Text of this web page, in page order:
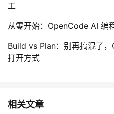
工
从零开始：OpenCode AI 编
Build vs Plan：别再搞混了
打开方式
相关文章